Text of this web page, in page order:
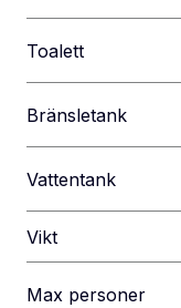
Toalett
Bränsletank
Vattentank
Vikt
Max personer